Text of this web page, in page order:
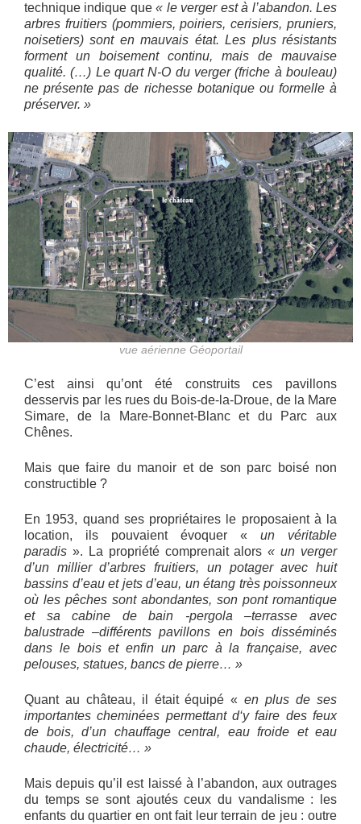
technique indique que« le verger est à l’abandon. Les
arbres fruitiers (pommiers, poiriers, cerisiers, pruniers,
noisetiers) sont en mauvais état. Les plus résistants
forment un boisement continu, mais de mauvaise
qualité. (…) Le quart N-O du verger (friche à bouleau)
ne présente pas de richesse botanique ou formelle à
préserver. »
vue aérienne Géoportail
C’est ainsi qu’ont été construits ces pavillons
desservis par les rues du Bois-de-la-Droue, de la Mare
Simare, de la Mare-Bonnet-Blanc et du Parc aux
Chênes.
Mais que faire du manoir et de son parc boisé non
constructible ?
En 1953, quand ses propriétaires le proposaient à la
location, ils pouvaient évoquer « un véritable
paradis ». La propriété comprenait alors« un verger
d’un millier d’arbres fruitiers, un potager avec huit
bassins d’eau et jets d’eau, un étang très poissonneux
où les pêches sont abondantes, son pont romantique
et sa cabine de bain -pergola –terrasse avec
balustrade –différents pavillons en bois disséminés
dans le bois et enfin un parc à la française, avec
pelouses, statues, bancs de pierre… »
Quant au château, il était équipé «en plus de ses
importantes cheminées permettant d‘y faire des feux
de bois, d’un chauffage central, eau froide et eau
chaude, électricité… »
Mais depuis qu’il est laissé à l’abandon, aux outrages
du temps se sont ajoutés ceux du vandalisme : les
enfants du quartier en ont fait leur terrain de jeu : outre